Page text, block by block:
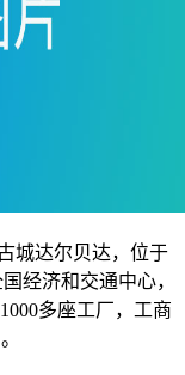
城达尔贝达，位于
经济和交通中心，
多座工厂，工商